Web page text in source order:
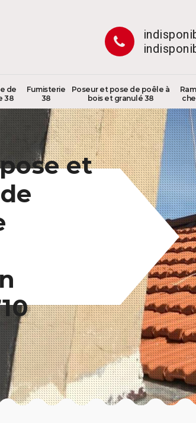
de
38
Fumisterie
38
Poseur et pose de poêle à
bois et granulé 38
et